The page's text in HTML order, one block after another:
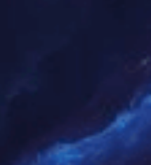
(3-6楼 49间房，总统套房
随时保持联络。温馨舒适